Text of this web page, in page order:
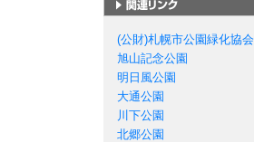
(公財)札幌市公園緑化協会
旭山記念公園
明日風公園
大通公園
川下公園
北郷公園